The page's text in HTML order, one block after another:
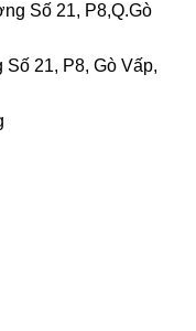
Số 21, P8,Q.Gò
21, P8, Gò Vấp,